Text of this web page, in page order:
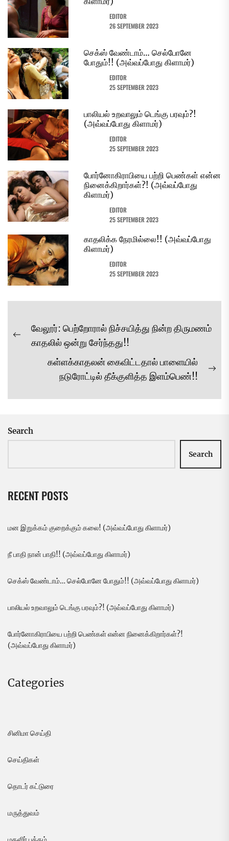
EDITOR
26 SEPTEMBER 2023
செக்ஸ் வேண்டாம்… செல்போனே
போதும்!! (அவ்வப்போது கிளாமர்)
EDITOR
25 SEPTEMBER 2023
பாலியல் உறவாலும் டெங்கு பரவும்?!
(அவ்வப்போது கிளாமர்)
EDITOR
25 SEPTEMBER 2023
போர்னோகிராபியை பற்றி பெண்கள் என்ன
நினைக்கிறார்கள்?! (அவ்வப்போது
கிளாமர்)
EDITOR
25 SEPTEMBER 2023
காதலிக்க நேரமில்லை!! (அவ்வப்போது
கிளாமர்)
EDITOR
25 SEPTEMBER 2023
Post
navigation
Previous
வேலூர்: பெற்றோரால் நிச்சயித்து நின்ற திருமணம்
காதலில் ஒன்று சேர்ந்தது!!
கள்ளக்காதலன் கைவிட்டதால் பாளையில்
நடுரோட்டில் தீக்குளித்த இளம்பெண்!!
Search
Search
RECENT POSTS
மன இறுக்கம் குறைக்கும் கலை! (அவ்வப்போது கிளாமர்)
நீ பாதி நான் பாதி!! (அவ்வப்போது கிளாமர்)
செக்ஸ் வேண்டாம்… செல்போனே போதும்!! (அவ்வப்போது கிளாமர்)
பாலியல் உறவாலும் டெங்கு பரவும்?! (அவ்வப்போது கிளாமர்)
போர்னோகிராபியை பற்றி பெண்கள் என்ன நினைக்கிறார்கள்?!
(அவ்வப்போது கிளாமர்)
Categories
சினிமா செய்தி
செய்திகள்
தொடர் கட்டுரை
மருத்துவம்